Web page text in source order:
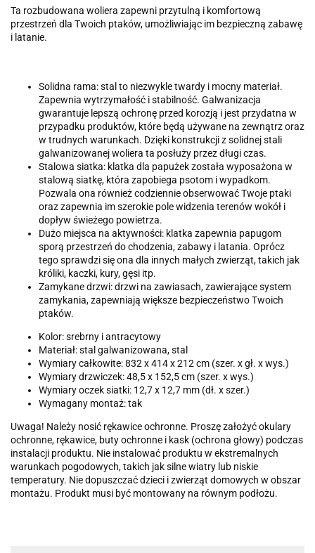
Ta rozbudowana woliera zapewni przytulną i komfortową
przestrzeń dla Twoich ptaków, umożliwiając im bezpieczną zabawę
i latanie.
Solidna rama: stal to niezwykle twardy i mocny materiał.
Zapewnia wytrzymałość i stabilność. Galwanizacja
gwarantuje lepszą ochronę przed korozją i jest przydatna w
przypadku produktów, które będą używane na zewnątrz oraz
w trudnych warunkach. Dzięki konstrukcji z solidnej stali
galwanizowanej woliera ta posłuży przez długi czas.
Stalowa siatka: klatka dla papużek została wyposażona w
stalową siatkę, która zapobiega psotom i wypadkom.
Pozwala ona również codziennie obserwować Twoje ptaki
oraz zapewnia im szerokie pole widzenia terenów wokół i
dopływ świeżego powietrza.
Dużo miejsca na aktywności: klatka zapewnia papugom
sporą przestrzeń do chodzenia, zabawy i latania. Oprócz
tego sprawdzi się ona dla innych małych zwierząt, takich jak
króliki, kaczki, kury, gęsi itp.
Zamykane drzwi: drzwi na zawiasach, zawierające system
zamykania, zapewniają większe bezpieczeństwo Twoich
ptaków.
Kolor: srebrny i antracytowy
Materiał: stal galwanizowana, stal
Wymiary całkowite: 832 x 414 x 212 cm (szer. x gł. x wys.)
Wymiary drzwiczek: 48,5 x 152,5 cm (szer. x wys.)
Wymiary oczek siatki: 12,7 x 12,7 mm (dł. x szer.)
Wymagany montaż: tak
Uwaga! Należy nosić rękawice ochronne. Proszę założyć okulary
ochronne, rękawice, buty ochronne i kask (ochrona głowy) podczas
instalacji produktu. Nie instalować produktu w ekstremalnych
warunkach pogodowych, takich jak silne wiatry lub niskie
temperatury. Nie dopuszczać dzieci i zwierząt domowych w obszar
montażu. Produkt musi być montowany na równym podłożu.